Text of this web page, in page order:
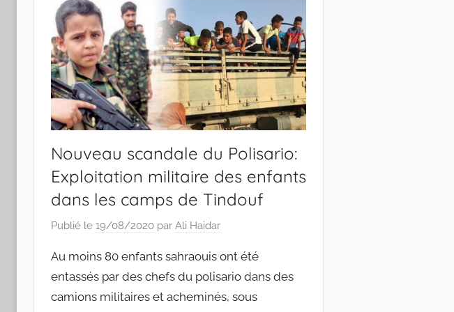
Nouveau scandale du Polisario:
Exploitation militaire des enfants
dans les camps de Tindouf
Publié le 19/08/2020 par Ali Haidar
Au moins 80 enfants sahraouis ont été
entassés par des chefs du polisario dans des
camions militaires et acheminés, sous